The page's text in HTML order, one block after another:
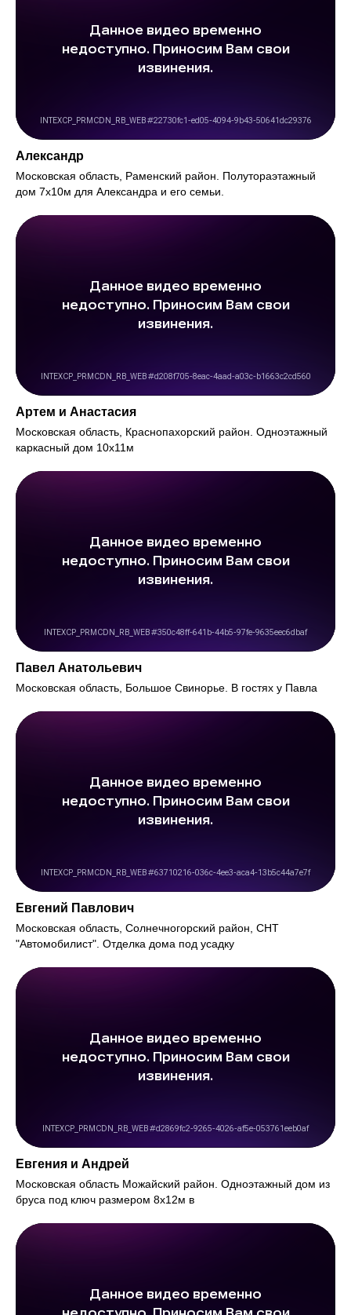
Александр
Московская область, Раменский район. Полутораэтажный
дом 7х10м для Александра и его семьи.
Артем и Анастасия
Московская область, Краснопахорский район. Одноэтажный
каркасный дом 10х11м
Павел Анатольевич
Московская область, Большое Свинорье. В гостях у Павла
Евгений Павлович
Московская область, Солнечногорский район, СНТ
"Автомобилист". Отделка дома под усадку
Евгения и Андрей
Московская область Можайский район. Одноэтажный дом из
бруса под ключ размером 8х12м в